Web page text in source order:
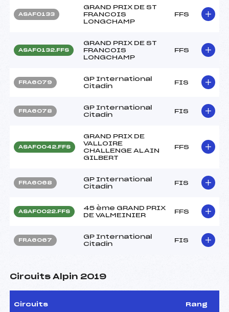
ASAF0133
GRAND PRIX DE ST
FRANCOIS
LONGCHAMP
FFS
ASAF0132.FFS
GRAND PRIX DE ST
FRANCOIS
LONGCHAMP
FFS
FRA6079
GP International
Citadin
FIS
FRA6078
GP International
Citadin
FIS
ASAF0042.FFS
GRAND PRIX DE
VALLOIRE
CHALLENGE ALAIN
GILBERT
FFS
FRA6068
GP International
Citadin
FIS
ASAF0022.FFS
45 ème GRAND PRIX
DE VALMEINIER
FFS
FRA6067
GP International
Citadin
FIS
Circuits Alpin 2019
Circuits Rang